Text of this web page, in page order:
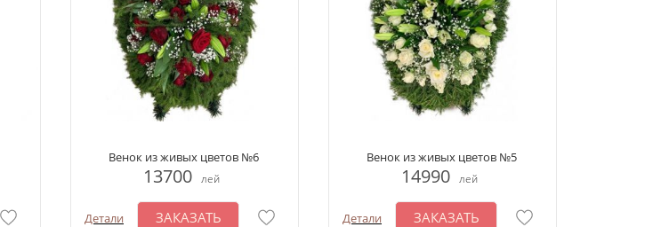
Венок из живых цветов №6
13700 лей
Детали ЗАКАЗАТЬ
Венок из живых цветов №5
14990 лей
Детали ЗАКАЗАТЬ